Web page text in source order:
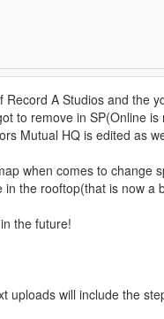
A Studios and the
to remove in SP(Online
Mutual HQ is edited as
when comes to change
the rooftop(that is now a
the future!
uploads will include the